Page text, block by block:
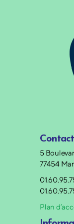
Contact
5
77454
Plan